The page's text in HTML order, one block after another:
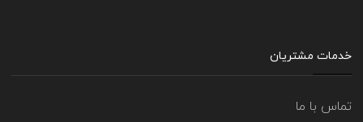
خدمات مشتریان
تماس با ما